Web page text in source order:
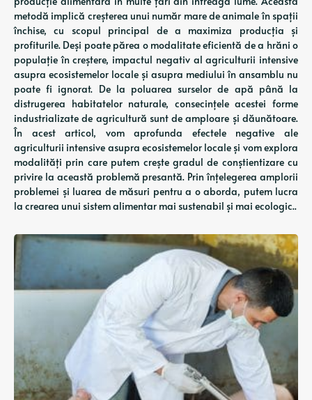
metodă implică creșterea unui număr mare de animale în spații
închise, cu scopul principal de a maximiza producția și
profiturile. Deși poate părea o modalitate eficientă de a hrăni o
populație în creștere, impactul negativ al agriculturii intensive
asupra ecosistemelor locale și asupra mediului în ansamblu nu
poate fi ignorat. De la poluarea surselor de apă până la
distrugerea habitatelor naturale, consecințele acestei forme
industrializate de agricultură sunt de amploare și dăunătoare.
În acest articol, vom aprofunda efectele negative ale
agriculturii intensive asupra ecosistemelor locale și vom explora
modalități prin care putem crește gradul de conștientizare cu
privire la această problemă presantă. Prin înțelegerea amplorii
problemei și luarea de măsuri pentru a o aborda, putem lucra
la crearea unui sistem alimentar mai sustenabil și mai ecologic..